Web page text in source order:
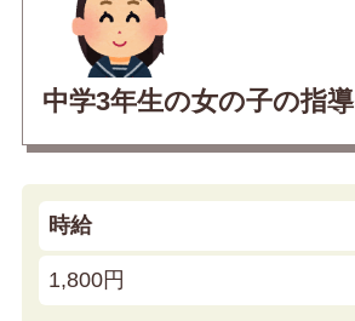
中学3年生の女の子の指導
時給
1,800円